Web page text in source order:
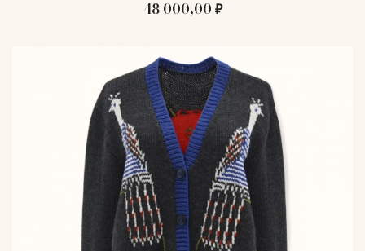
48 000,00 ₽